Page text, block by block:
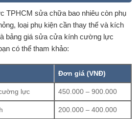
TPHCM sửa chữa bao nhiêu còn phụ
loại phụ kiện cần thay thế và kích
bảng giá sửa cửa kính cường lực
có thể tham khảo:
Đơn giá (VNĐ)
lực 450.000 – 900.000
200.000 – 400.000